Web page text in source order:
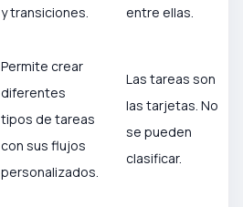
y transiciones.
entre ellas.
Permite crear
diferentes
tipos de tareas
con sus flujos
personalizados.
Las tareas son
las tarjetas. No
se pueden
clasificar.